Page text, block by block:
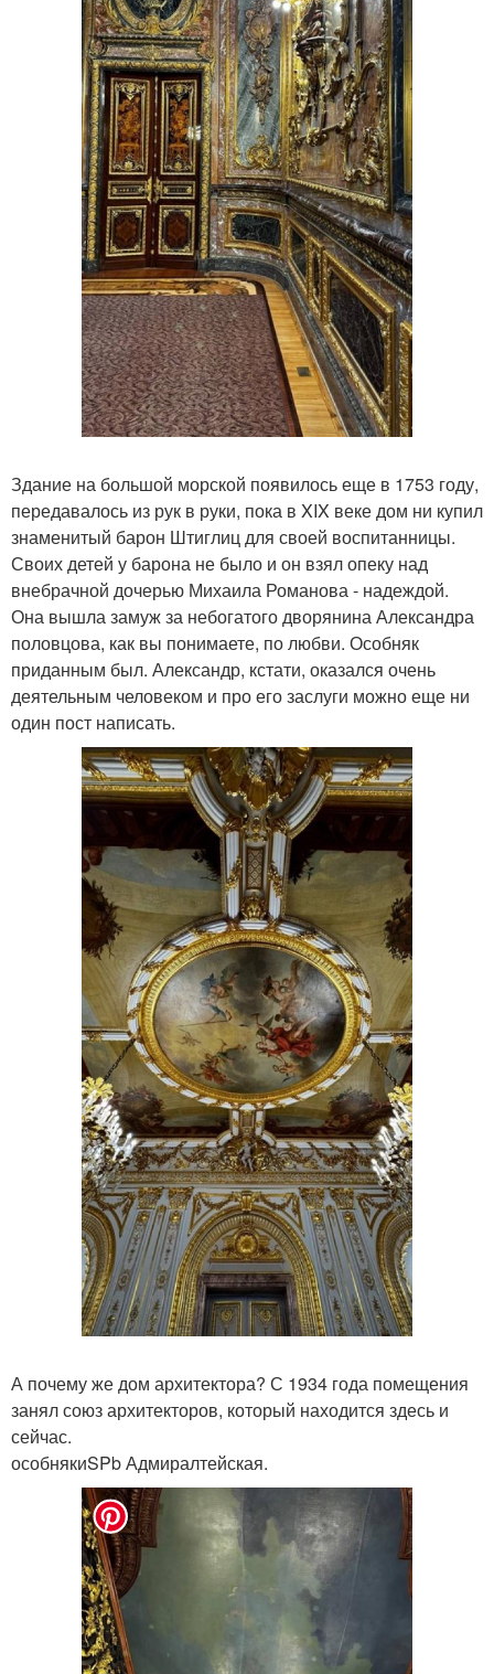
Здание на большой морской появилось еще в 1753 году,
передавалось из рук в руки, пока в XIX веке дом ни купил
знаменитый барон Штиглиц для своей воспитанницы.
Своих детей у барона не было и он взял опеку над
внебрачной дочерью Михаила Романова - надеждой.
Она вышла замуж за небогатого дворянина Александра
половцова, как вы понимаете, по любви. Особняк
приданным был. Александр, кстати, оказался очень
деятельным человеком и про его заслуги можно еще ни
один пост написать.
А почему же дом архитектора? С 1934 года помещения
занял союз архитекторов, который находится здесь и
сейчас.
особнякиSPb Адмиралтейская.